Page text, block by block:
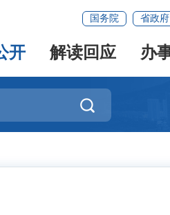
国务院 省政府
开 解读回应 办
